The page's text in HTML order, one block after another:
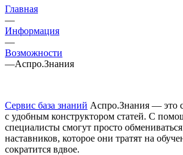
Главная
—
Информация
—
Возможности
—Аспро.Знания
Сервис база знаний Аспро.Знания — это
с удобным конструктором статей. С
специалисты смогут просто
наставников, которое они тратят на
сократится вдвое.